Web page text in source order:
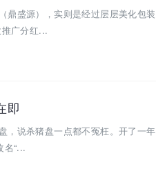
鼎盛源），实则是经过层层美化包装
广分红...
即
，说杀猪盘一点都不冤枉。开了一年
名“...